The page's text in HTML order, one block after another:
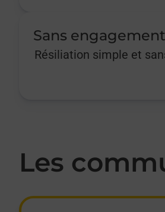
Sans engagement
Résiliation simple et
Les